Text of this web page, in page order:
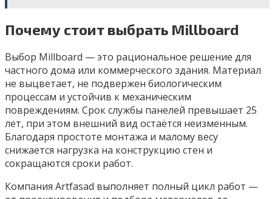
Почему стоит выбрать Millboard
Выбор Millboard — это рациональное решение для
частного дома или коммерческого здания. Материал
не выцветает, не подвержен биологическим
процессам и устойчив к механическим
повреждениям. Срок службы панелей превышает 25
лет, при этом внешний вид остаётся неизменным.
Благодаря простоте монтажа и малому весу
снижается нагрузка на конструкцию стен и
сокращаются сроки работ.
Компания Artfasad выполняет полный цикл работ —